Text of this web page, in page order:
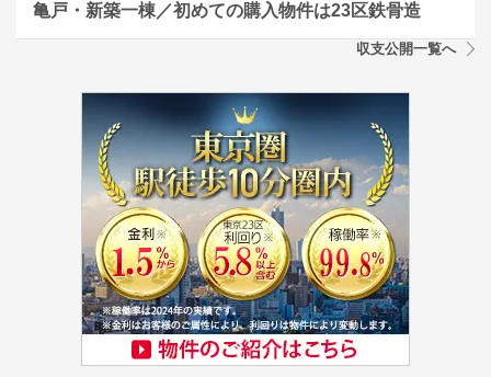
亀戸・新築一棟／初めての購入物件は23区鉄骨造
収支公開一覧へ